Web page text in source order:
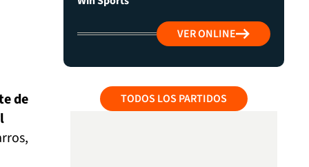
de
VER ONLINE
TODOS LOS PARTIDOS